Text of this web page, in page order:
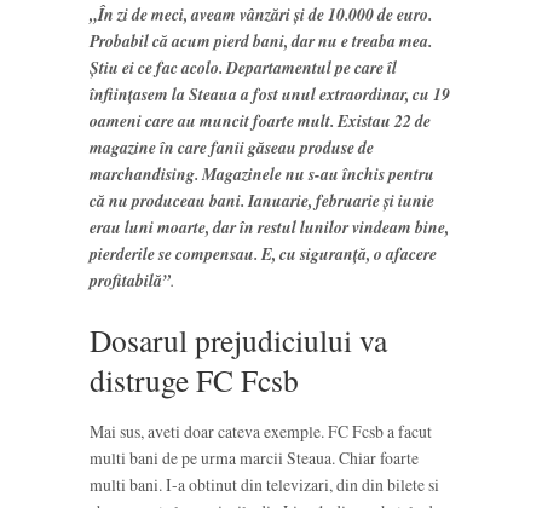
„În zi de meci, aveam vânzări şi de 10.000 de euro.
Probabil că acum pierd bani, dar nu e treaba mea.
Ştiu ei ce fac acolo. Departamentul pe care îl
înfiinţasem la Steaua a fost unul extraordinar, cu 19
oameni care au muncit foarte mult. Existau 22 de
magazine în care fanii găseau produse de
marchandising. Magazinele nu s-au închis pentru
că nu produceau bani. Ianuarie, februarie şi iunie
erau luni moarte, dar în restul lunilor vindeam bine,
pierderile se compensau. E, cu siguranţă, o afacere
profitabilă”.
Dosarul prejudiciului va
distruge FC Fcsb
Mai sus, aveti doar cateva exemple. FC Fcsb a facut
multi bani de pe urma marcii Steaua. Chiar foarte
multi bani. I-a obtinut din televizari, din din bilete si